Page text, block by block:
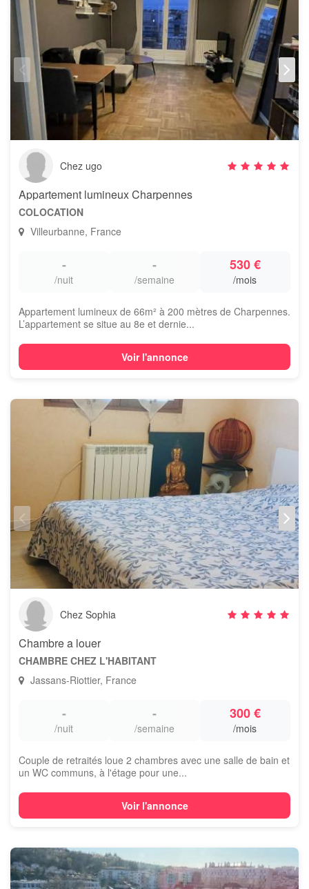
Chez ugo
Appartement lumineux Charpennes
COLOCATION
Villeurbanne, France
-
/nuit
-
/semaine
530 €
/mois
Appartement lumineux de 66m² à 200 mètres de Charpennes.
L’appartement se situe au 8e et dernie...
Voir l'annonce
Chez Sophia
Chambre a louer
CHAMBRE CHEZ L'HABITANT
Jassans-Riottier, France
-
/nuit
-
/semaine
300 €
/mois
Couple de retraités loue 2 chambres avec une salle de bain et
un WC communs, à l'étage pour une...
Voir l'annonce